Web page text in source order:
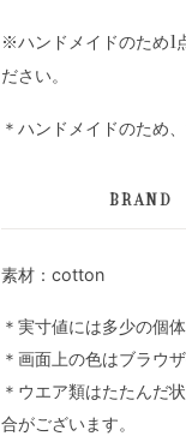
※ハンドメイドのため1
ださい。
＊ハンドメイドのため
BRAND
素材：cotton
＊実寸値には多少の個
＊画面上の色はブラウ
＊ウエア類はたたんだ
合がございます。